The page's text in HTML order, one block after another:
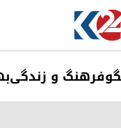
فرهنگ و زندگی